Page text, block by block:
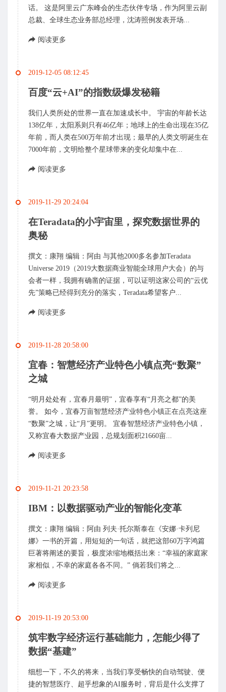
话。 这是阿里云广东峰会的生态伙伴专场，作为阿里云副
总裁、全球生态业务部总经理，沈涛照例发表开场...
阅读更多
2019-12-05 08:12:45
百度“云+AI”的指数级爆发秘籍
我们人类所处的世界一直在加速成长中。 宇宙的年龄长达
138亿年，太阳系则只有46亿年；地球上的生命出现在35亿
年前，而人类在500万年前才出现；最早的人类文明诞生在
7000年前，文明给整个星球带来的变化却集中在...
阅读更多
2019-11-29 20:24:04
在Teradata的小宇宙里，探究数据世界的
奥秘
撰文：康翔 编辑：阿由 与其他2000多名参加Teradata
Universe 2019（2019大数据商业智能全球用户大会）的与
会者一样，我拥有确凿的证据，可以证明这家公司的“云优
先”策略已经得到充分的落实，Teradata希望客户...
阅读更多
2019-11-28 20:58:00
宜春：智慧经济产业特色小镇点亮“数聚”
之城
“明月处处有，宜春月最明”，宜春享有“月亮之都”的美
誉。 如今，宜春万亩智慧经济产业特色小镇正在点亮这座
“数聚”之城，让“月”更明。 宜春智慧经济产业特色小镇，
又称宜春大数据产业园，总规划面积21660亩...
阅读更多
2019-11-21 20:23:58
IBM：以数据驱动产业的智能化变革
撰文：康翔 编辑：阿由 列夫·托尔斯泰在《安娜·卡列尼
娜》一书的开篇，用短短的一句话，就把这部60万字鸿篇
巨著将阐述的要旨，极度浓缩地概括出来：“幸福的家庭家
家相似，不幸的家庭各各不同。” 倘若我们将之...
阅读更多
2019-11-19 20:53:00
筑牢数字经济运行基础能力，怎能少得了
数据“基建”
细想一下，不久的将来，当我们享受畅快的自动驾驶、便
捷的智慧医疗、超乎想象的AI服务时，背后是什么支撑了